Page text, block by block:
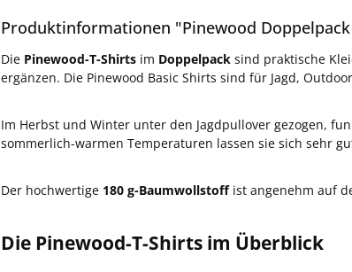
Produktinformationen "Pinewood
Die Pinewood-T-Shirts im Doppelpack sind praktische
ergänzen. Die Pinewood Basic Shirts sind für Jagd,
Im Herbst und Winter unter den Jagdpullover gezogen,
sommerlich-warmen Temperaturen lassen sie sich sehr
Der hochwertige 180 g-Baumwollstoffist angenehm auf
Die Pinewood-T-Shirts im Überblick